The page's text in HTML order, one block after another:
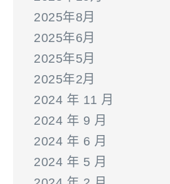
2025年8月
2025年6月
2025年5月
2025年2月
2024 年 11 月
2024 年 9 月
2024 年 6 月
2024 年 5 月